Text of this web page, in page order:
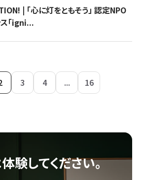
| 「心に灯をともそう」 認定NPO
「igni...
3 4 ... 16
験してください。